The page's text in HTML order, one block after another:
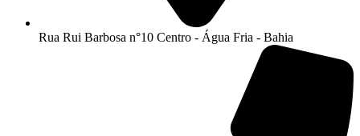
Rua Rui Barbosa n°10 Centro - Água Fria - Bahia